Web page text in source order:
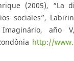
(2005), “La
sociales”,
año
http://